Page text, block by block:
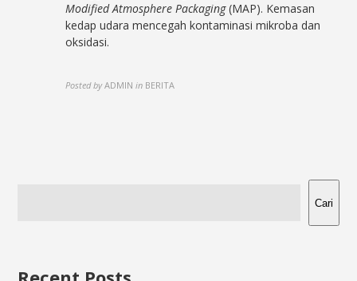
Modified Atmosphere Packaging(MAP). Kemasan
kedap udara mencegah kontaminasi mikroba dan
oksidasi.
Posted by ADMIN in BERITA
Cari